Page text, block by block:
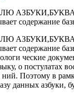
содержание
содержание
ческие
о постулатах
ний. Поэтому в
данных азбуки,